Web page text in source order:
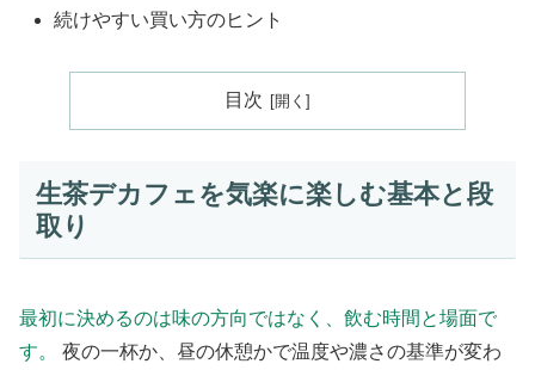
続けやすい買い方のヒント
目次
生茶デカフェを気楽に楽しむ基本と段
取り
最初に決めるのは味の方向ではなく、飲む時間と場面で
す。
夜の一杯か、昼の休憩かで温度や濃さの基準が変わ